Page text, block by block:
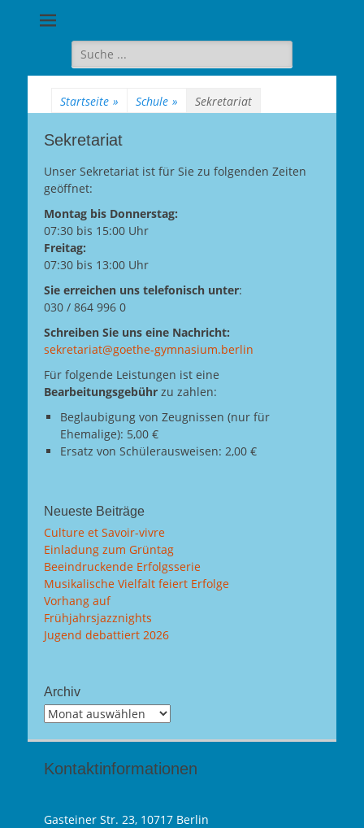
Berlin-
Wilmersdorf
Suche
für:
Startseite » Schule » Sekretariat
Sekretariat
Unser Sekretariat ist für Sie zu folgenden Zeiten
geöffnet:
Montag bis Donnerstag:
07:30 bis 15:00 Uhr
Freitag:
07:30 bis 13:00 Uhr
Sie erreichen uns telefonisch unter:
030 / 864 996 0
Schreiben Sie uns eine Nachricht:
sekretariat@goethe-gymnasium.berlin
Für folgende Leistungen ist eine
Bearbeitungsgebühr zu zahlen:
Beglaubigung von Zeugnissen (nur für
Ehemalige): 5,00 €
Ersatz von Schülerausweisen: 2,00 €
Neueste Beiträge
Culture et Savoir-vivre
Einladung zum Grüntag
Beeindruckende Erfolgsserie
Musikalische Vielfalt feiert Erfolge
Vorhang auf
Frühjahrsjazznights
Jugend debattiert 2026
Archiv
Archiv
Kontaktinformationen
Gasteiner Str. 23, 10717 Berlin